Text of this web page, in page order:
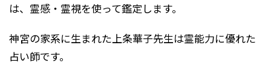
は、霊感・霊視を使って鑑定します。
神宮の家系に生まれた上条華子先生は霊能力に優れた
占い師です。